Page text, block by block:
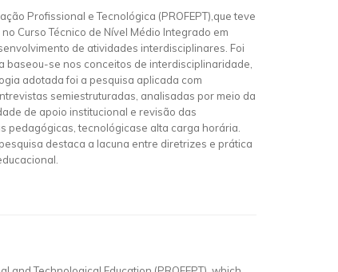
Profissional e Tecnológica (PROFEPT),que teve
Curso Técnico de Nível Médio Integrado em
de atividades interdisciplinares. Foi
se nos conceitos de interdisciplinaridade,
adotada foi a pesquisa aplicada com
semiestruturadas, analisadas por meio da
de apoio institucional e revisão das
pedagógicas, tecnológicase alta carga horária.
destaca a lacuna entre diretrizes e prática